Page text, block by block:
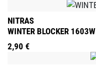
NITRAS
WINTER BLOCKER 1603W
2,90 €